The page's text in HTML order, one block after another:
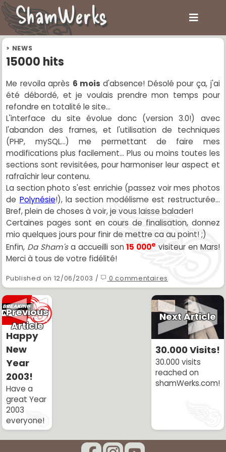
> NEWS
15000 hits
Me revoila après 6 mois d'absence! Désolé pour ça, j'ai
été débordé, et je voulais prendre mon temps pour
refondre en totalité le site...
L'interface du site évolue donc (version 3.0!) avec
l'abandon des frames, et l'utilisation de techniques
(PHP, mySQL...) me permettant de faire mes
modifications plus facilement... Plus ou moins toutes les
sections sont revisitées, pour harmoniser leur aspect et
rafraîchir leur contenu.
La section photo s'est enrichie (passez voir mes photos
de Polynésie!), la section modélisme est restructurée...
Bref, plein de choses à voir, je vous laisse balader!
Certaines pages sont en cours de finalisation, donnez
mio quelques jours pour finir de mettre ca au point! ;)
Enfin, Da Sham'sa accueilli son15 000e visiteur en Mars!
Merci à tous de votre fidélité!
Published on 12/06/2003 / 0 commentaires
Previous
Article
Happy
New
Year
2003!
Have a
great Year
2003
everyone!
Next Article
30.000 Visits!
30.000 visits
reached on
shamWerks.com!
ShamWerks